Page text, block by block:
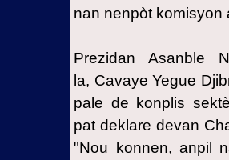
nan nenpòt komisyon
Prezidan Asanble
la, Cavaye Yegue
pale de konplis
pat deklare devan
"Nou konnen, anpil